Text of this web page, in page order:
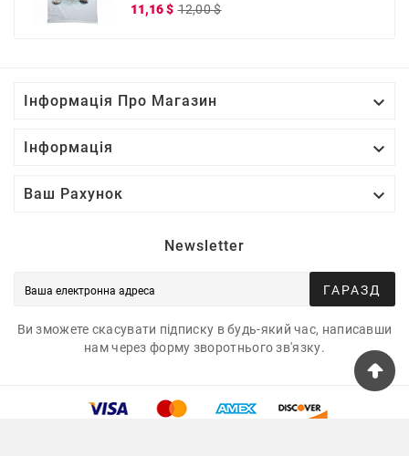
11,16 $ 12,00 $
Інформація Про Магазин 
Інформація 
Ваш Рахунок 
Newsletter
ГАРАЗД
Ви зможете скасувати підписку в будь-який час, написавши
нам через форму зворотнього зв'язку.